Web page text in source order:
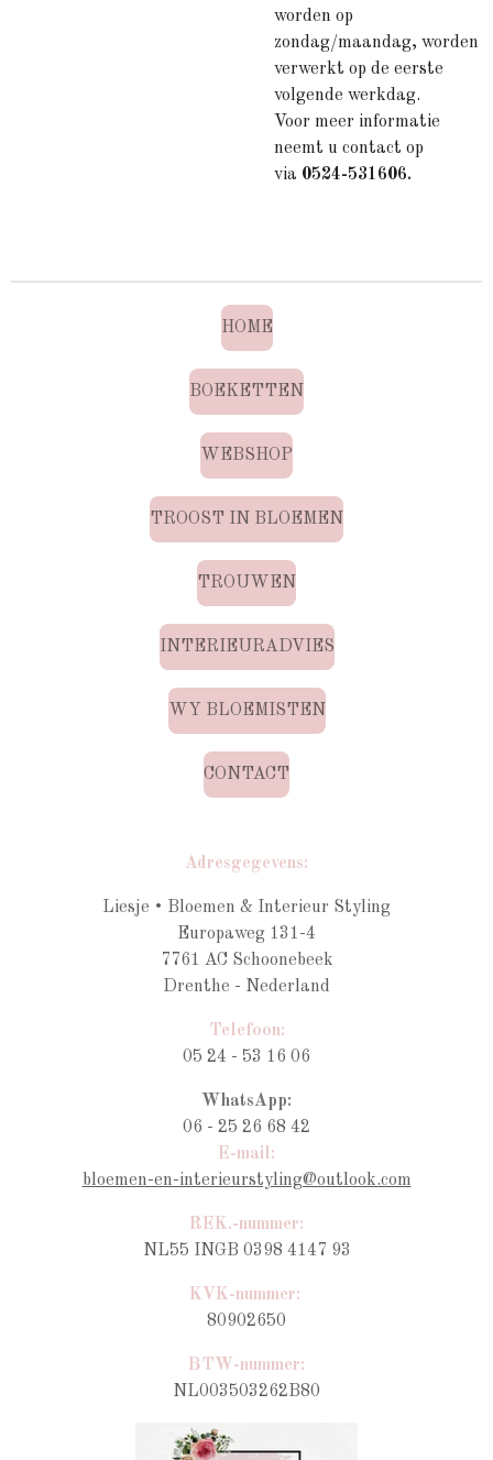
worden op
zondag/maandag, worden
verwerkt op de eerste
volgende werkdag.
Voor meer informatie
neemt u contact op
via 0524-531606.
HOME
BOEKETTEN
WEBSHOP
TROOST IN BLOEMEN
TROUWEN
INTERIEURADVIES
WY BLOEMISTEN
CONTACT
Adresgegevens:
Liesje • Bloemen & Interieur Styling
Europaweg 131-4
7761 AC Schoonebeek
Drenthe - Nederland
Telefoon:
05 24 - 53 16 06
WhatsApp:
06 - 25 26 68 42
E-mail:
bloemen-en-interieurstyling@outlook.com
REK.-nummer:
NL55 INGB 0398 4147 93
KVK-nummer:
80902650
BTW-nummer:
NL003503262B80